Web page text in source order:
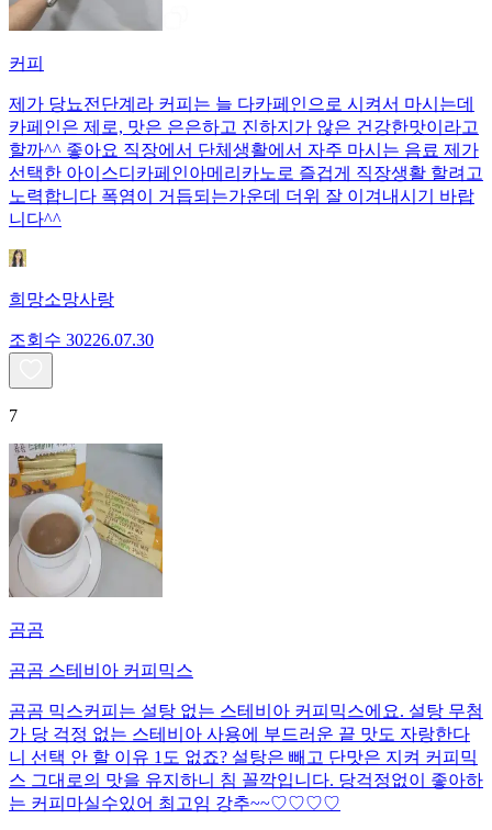
커피
제가 당뇨전단계라 커피는 늘 다카페인으로 시켜서 마시는데
카페인은 제로, 맛은 은은하고 진하지가 않은 건강한맛이라고
할까^^ 좋아요 직장에서 단체생활에서 자주 마시는 음료 제가
선택한 아이스디카페인아메리카노로 즐겁게 직장생활 할려고
노력합니다 폭염이 거듭되는가운데 더위 잘 이겨내시기 바랍
니다^^
희망소망사랑
조회수 30226.07.30
7
곰곰
곰곰 스테비아 커피믹스
곰곰 믹스커피는 설탕 없는 스테비아 커피믹스에요. 설탕 무첨
가 당 걱정 없는 스테비아 사용에 부드러운 끝 맛도 자랑한다
니 선택 안 할 이유 1도 없죠? 설탕은 빼고 단맛은 지켜 커피믹
스 그대로의 맛을 유지하니 침 꼴깍입니다. 당걱정없이 좋아하
는 커피마실수있어 최고임 강추~~♡♡♡♡